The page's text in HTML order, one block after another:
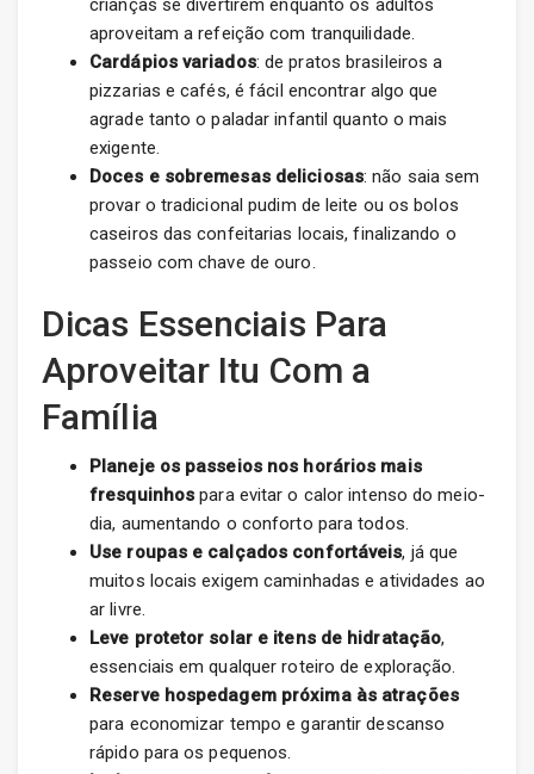
crianças se divertirem enquanto os adultos
aproveitam a refeição com tranquilidade.
Cardápios variados: de pratos brasileiros a
pizzarias e cafés, é fácil encontrar algo que
agrade tanto o paladar infantil quanto o mais
exigente.
Doces e sobremesas deliciosas: não saia sem
provar o tradicional pudim de leite ou os bolos
caseiros das confeitarias locais, finalizando o
passeio com chave de ouro.
Dicas Essenciais Para
Aproveitar Itu Com a
Família
Planeje os passeios nos horários mais
fresquinhos para evitar o calor intenso do meio-
dia, aumentando o conforto para todos.
Use roupas e calçados confortáveis, já que
muitos locais exigem caminhadas e atividades ao
ar livre.
Leve protetor solar e itens de hidratação,
essenciais em qualquer roteiro de exploração.
Reserve hospedagem próxima às atrações
para economizar tempo e garantir descanso
rápido para os pequenos.